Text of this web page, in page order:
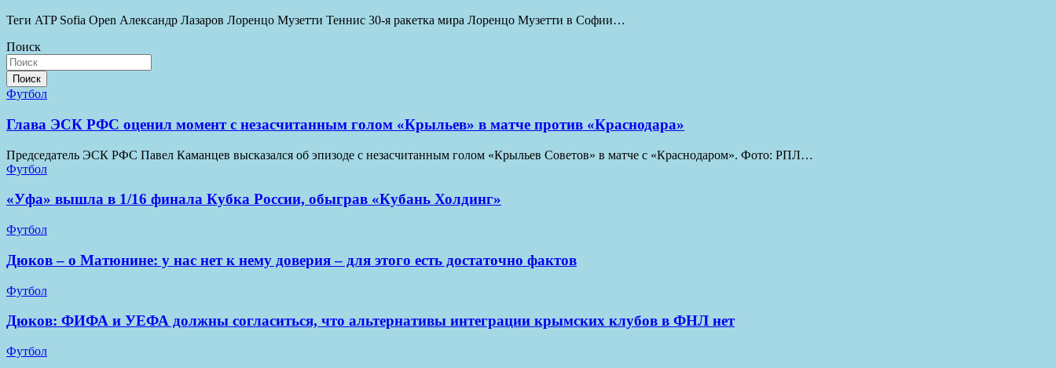
Теги ATP Sofia Open Александр Лазаров Лоренцо Музетти Теннис 30-я ракетка мира Лоренцо Музетти в Софии…
Поиск
Поиск
Футбол
Глава ЭСК РФС оценил момент с незасчитанным голом «Крыльев» в матче против «Краснодара»
Председатель ЭСК РФС Павел Каманцев высказался об эпизоде с незасчитанным голом «Крыльев Советов» в матче с «Краснодаром». Фото: РПЛ…
Футбол
«Уфа» вышла в 1/16 финала Кубка России, обыграв «Кубань Холдинг»
Футбол
Дюков – о Матюнине: у нас нет к нему доверия – для этого есть достаточно фактов
Футбол
Дюков: ФИФА и УЕФА должны согласиться, что альтернативы интеграции крымских клубов в ФНЛ нет
Футбол